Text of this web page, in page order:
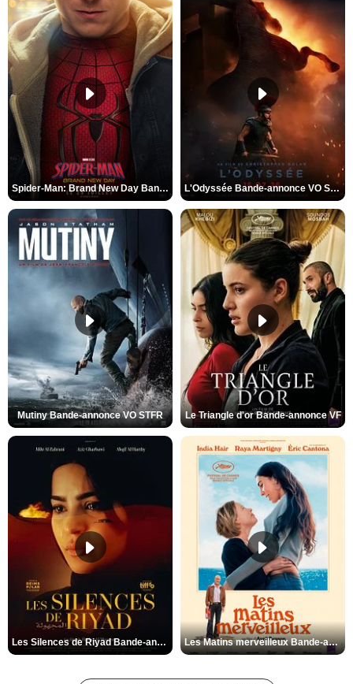
Spider-Man: Brand New Day Bande-annonce VO STFR L'Odyssée Bande-annonce VO STFR
Mutiny Bande-annonce VO STFR Le Triangle d'or Bande-annonce VF
Les Silences de Riyad Bande-annonce VO STFR Les Matins merveilleux Bande-annonce VF